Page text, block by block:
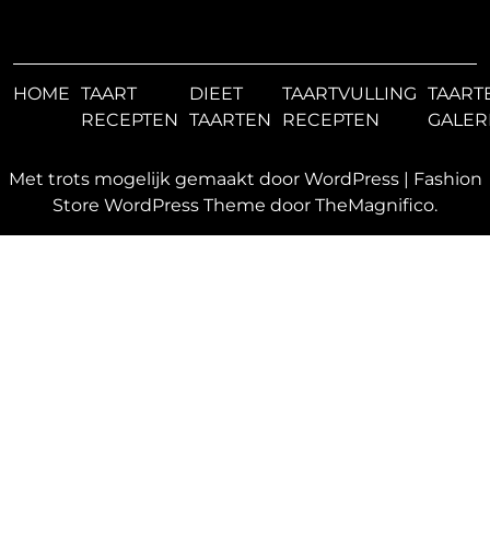
HOME TAART
RECEPTEN
DIEET
TAARTEN
TAARTVULLING
RECEPTEN
Met trots mogelijk gemaakt door WordPress | Fashion
Store WordPress Theme door TheMagnifico.